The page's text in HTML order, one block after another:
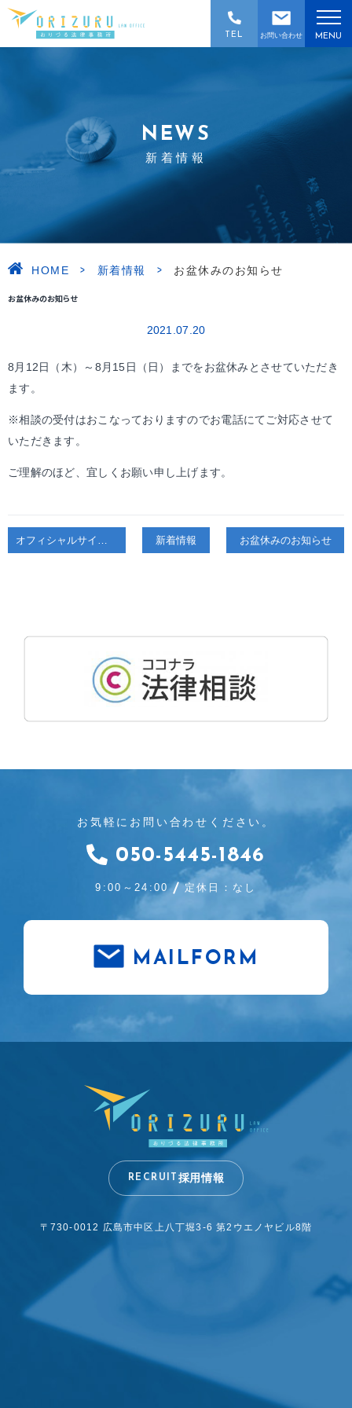
お問い合わせ
TEL MENU
NEWS
新着情報
HOME > 新着情報 > お盆休みのお知らせ
お盆休みのお知らせ
2021.07.20
8月12日（木）～8月15日（日）までをお盆休みとさせていただき
ます。
※相談の受付はおこなっておりますのでお電話にてご対応させて
いただきます。
ご理解のほど、宜しくお願い申し上げます。
オフィシャルサイトをオープンしました。 新着情報 お盆休みのお知らせ
MAILFORM
お気軽にお問い合わせください。
050-5445-1846
9:00～24:00 定休日：なし
RECRUIT 採用情報
〒730-0012 広島市中区上八丁堀3-6第2ウエノヤビル8階